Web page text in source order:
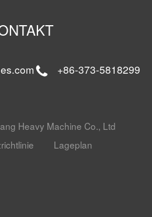
+86-373-5818299
Heavy Machine Co., Ltd
Lageplan